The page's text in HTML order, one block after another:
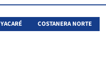
YACARÉ COSTANERA NORTE